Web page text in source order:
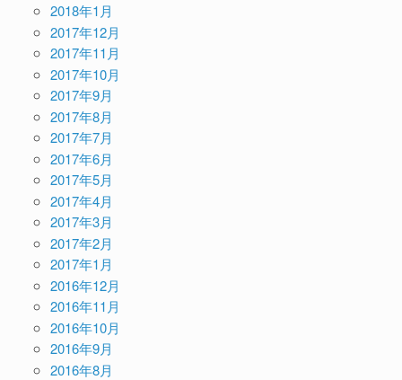
2018年1月
2017年12月
2017年11月
2017年10月
2017年9月
2017年8月
2017年7月
2017年6月
2017年5月
2017年4月
2017年3月
2017年2月
2017年1月
2016年12月
2016年11月
2016年10月
2016年9月
2016年8月